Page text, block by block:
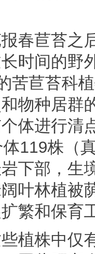
苣苔之
时间的野
苦苣苔科
物种居群
体进行清
119株（
下部，生
阔叶林植被
繁和保育
株中仅